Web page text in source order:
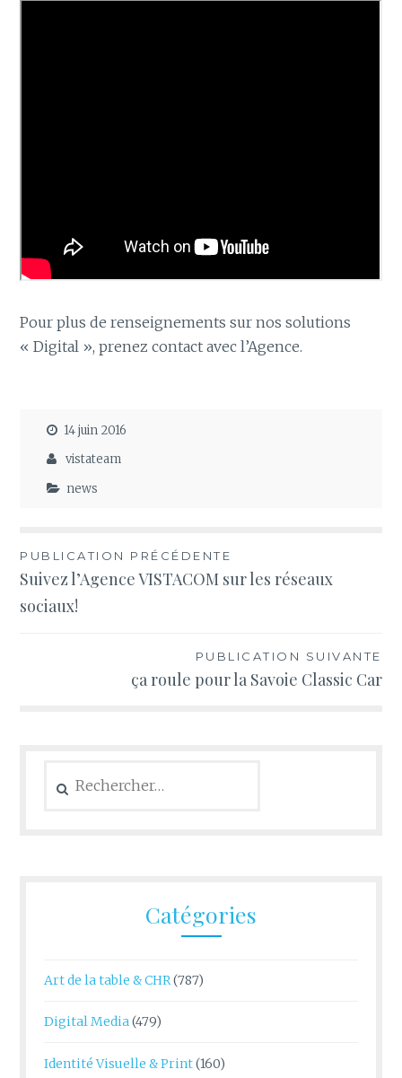
Pour plus de renseignements sur nos solutions
« Digital », prenez contact avec l’Agence.
14 juin 2016
vistateam
news
Navigation
de
PUBLICATION PRÉCÉDENTE
Suivez l’Agence VISTACOM sur les réseaux
sociaux!
PUBLICATION SUIVANTE
ça roule pour la Savoie Classic Car
Catégories
Art de la table & CHR(787)
Digital Media(479)
Identité Visuelle & Print(160)